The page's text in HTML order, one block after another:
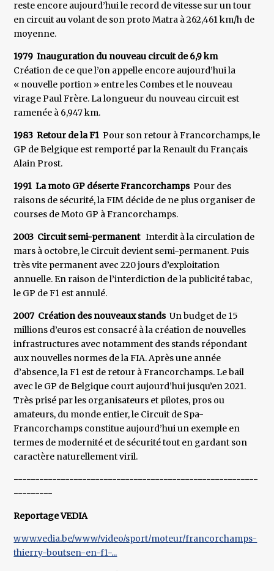
reste encore aujourd’hui le record de vitesse sur un tour
en circuit au volant de son proto Matra à 262,461 km/h de
moyenne.
1979 Inauguration du nouveau circuit de 6,9 km
Création de ce que l’on appelle encore aujourd’hui la
« nouvelle portion » entre les Combes et le nouveau
virage Paul Frère. La longueur du nouveau circuit est
ramenée à 6,947 km.
1983 Retour de la F1 Pour son retour à Francorchamps, le
GP de Belgique est remporté par la Renault du Français
Alain Prost.
1991 La moto GP déserte FrancorchampsPour des
raisons de sécurité, la FIM décide de ne plus organiser de
courses de Moto GP à Francorchamps.
2003 Circuit semi-permanent Interdit à la circulation de
mars à octobre, le Circuit devient semi-permanent. Puis
très vite permanent avec 220 jours d’exploitation
annuelle. En raison de l’interdiction de la publicité tabac,
le GP de F1 est annulé.
2007 Création des nouveaux standsUn budget de 15
millions d’euros est consacré à la création de nouvelles
infrastructures avec notamment des stands répondant
aux nouvelles normes de la FIA. Après une année
d’absence, la F1 est de retour à Francorchamps. Le bail
avec le GP de Belgique court aujourd’hui jusqu’en 2021.
Très prisé par les organisateurs et pilotes, pros ou
amateurs, du monde entier, le Circuit de Spa-
Francorchamps constitue aujourd’hui un exemple en
termes de modernité et de sécurité tout en gardant son
caractère naturellement viril.
---------------------------------------------------------
---------
Reportage VEDIA
www.vedia.be/www/video/sport/moteur/francorchamps-
thierry-boutsen-en-f1-...